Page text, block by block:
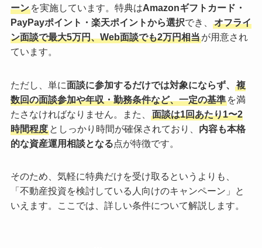
ーンを実施しています。特典はAmazonギフトカード・
PayPayポイント・楽天ポイントから選択でき、
オフライ
ン面談で最大5万円、Web面談でも2万円相当が用意され
ています。
ただし、単に面談に参加するだけでは対象にならず、
複
数回の面談参加や年収・勤務条件など、一定の基準を満
たさなければなりません。また、
面談は1回あたり1〜2
時間程度としっかり時間が確保されており、 内容も本格
的な資産運用相談となる点が特徴です。
そのため、気軽に特典だけを受け取るというよりも、
「不動産投資を検討している人向けのキャンペーン」と
いえます。ここでは、詳しい条件について解説します。